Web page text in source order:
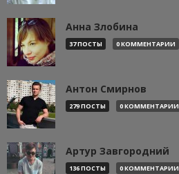
Анна Злобина
37 ПОСТЫ 0 КОММЕНТАРИИ
Антон Смирнов
279 ПОСТЫ 0 КОММЕНТАРИИ
Артур Завгородний
136 ПОСТЫ 0 КОММЕНТАРИИ